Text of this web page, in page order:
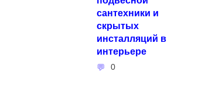
сантехники и
скрытых
инсталляций в
интерьере
0